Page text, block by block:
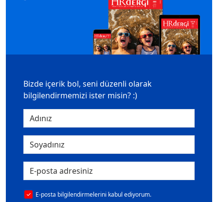
Bizde içerik bol, seni düzenli olarak
bilgilendirmemizi ister misin? :)
E-posta bilgilendirmelerini kabul ediyorum.